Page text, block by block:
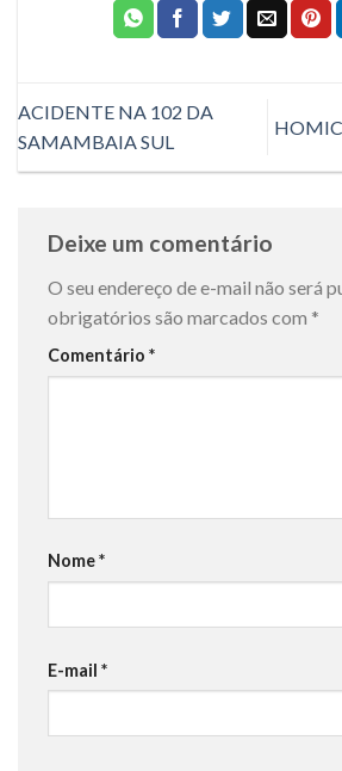
ACIDENTE NA 102 DA
SAMAMBAIA SUL
Deixe um comentário
O seu endereço de e-mail não será
obrigatórios são marcados com *
Comentário *
Nome*
E-mail *